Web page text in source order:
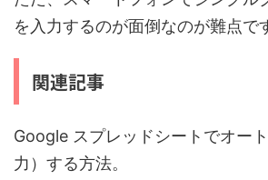
を入力するのが面倒なのが難点で
関連記事
Google スプレッドシートでオー
力）する方法。